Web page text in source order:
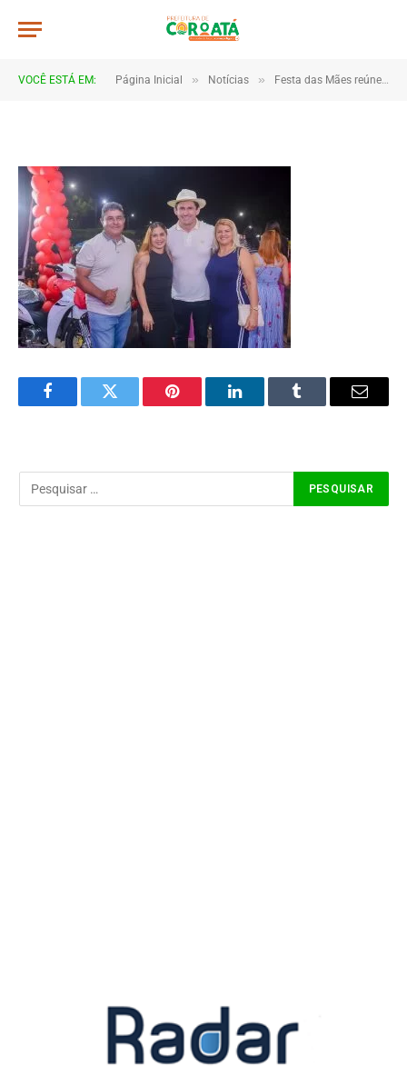
VOCÊ ESTÁ EM: Página Inicial » Notícias » Festa das Mães reúne multidão e emociona famílias em Coroatá
JWR_5264
FacebookTwitter Pinterest LinkedInTumblr Email